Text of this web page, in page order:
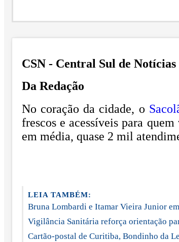
CSN - Central Sul de
Da Redação
No coração da cidade, o
frescos e acessíveis para
em média, quase 2 mil
LEIA TAMBÉM:
Bruna Lombardi e Itamar Vieira Junior
Vigilância Sanitária reforça orientação
Cartão-postal de Curitiba, Bondinho da